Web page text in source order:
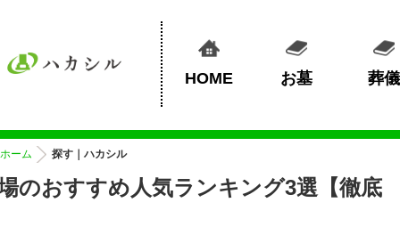
HOME お墓 葬儀
ホーム 探す｜ハカシル
のおすすめ人気ランキング3選【徹底